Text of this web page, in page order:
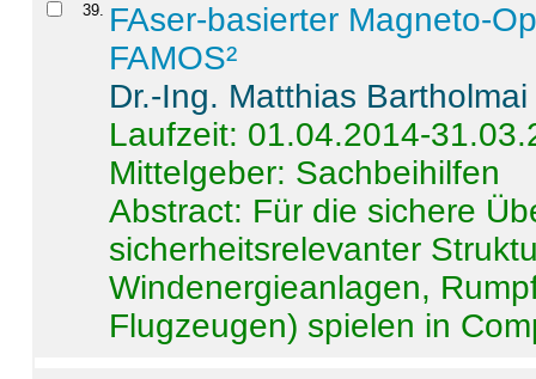
39. FAser-basierter Magneto-
FAMOS²
Dr.-Ing. Matthias Bartholmai
Laufzeit: 01.04.2014-
Mittelgeber: Sachbeihilfen
Abstract: Für die sichere
sicherheitsrelevanter
Windenergieanlagen,
Flugzeugen) spielen in